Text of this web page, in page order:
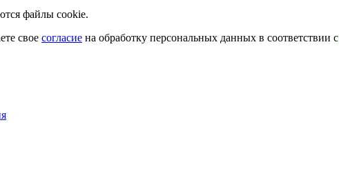
файлы cookie.
свое согласие на обработку персональных данных в соответствии с